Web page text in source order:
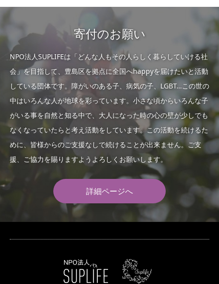
寄付のお願い
NPO法人SUPLIFEは「どんな人もその人らしく暮らしていける社
会」を目指して、豊島区を拠点に全国へhappyを届けたいと活動
している団体です。障がいのある子、病気の子、LGBT…この世の
中はいろんな人が地球を彩っています。小さな頃からいろんな子
がいる事を自然と知る中で、大人になった時の心の壁が少しでも
なくなっていたらと考え活動をしています。この活動を続けるた
めに、皆様からのご支援なしで続けることが出来ません。ご支
援、ご協力を賜りますようよろしくお願いします。
詳細ページへ